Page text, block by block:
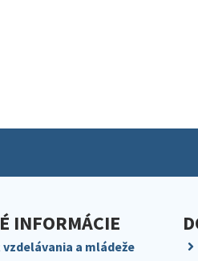
INFORMÁCIE
a mládeže